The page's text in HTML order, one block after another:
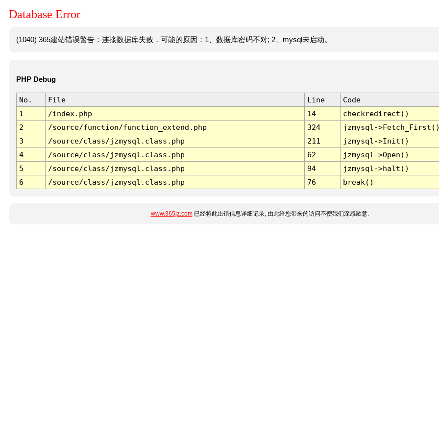
Database Error
(1040) 365建站错误警告：连接数据库失败，可能的原因：1、数据库密码不对; 2、mysql未启动。
PHP Debug
No. File Line
Code
1
/index.php 14
checkredirect()
2
/source/function/function_extend.php 324
jzmysql-
3
/source/class/jzmysql.class.php 211
jzmysql->Init()
4
/source/class/jzmysql.class.php 62
jzmysql->Open()
5
/source/class/jzmysql.class.php 94
jzmysql->halt()
6
/source/class/jzmysql.class.php 76 break()
www.365jz.com已经将此出错信息详细记录, 由此给您带来的访问不便我们深感歉意.